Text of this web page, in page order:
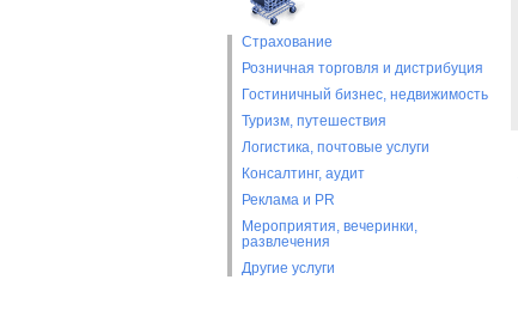
Страхование
Розничная торговля и дистрибуция
Гостиничный бизнес, недвижимость
Туризм, путешествия
Логистика, почтовые услуги
Консалтинг, аудит
Реклама и PR
Мероприятия, вечеринки,
развлечения
Другие услуги